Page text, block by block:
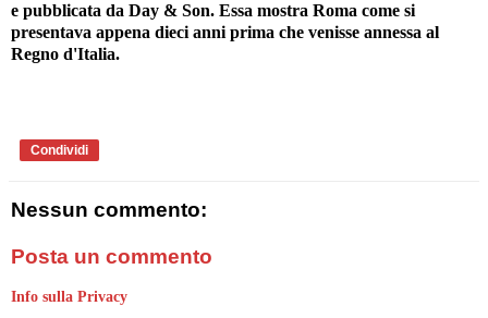
e pubblicata da Day & Son. Essa mostra Roma come si
presentava appena dieci anni prima che venisse annessa al
Regno d'Italia.
Condividi
Nessun commento:
Posta un commento
Info sulla Privacy